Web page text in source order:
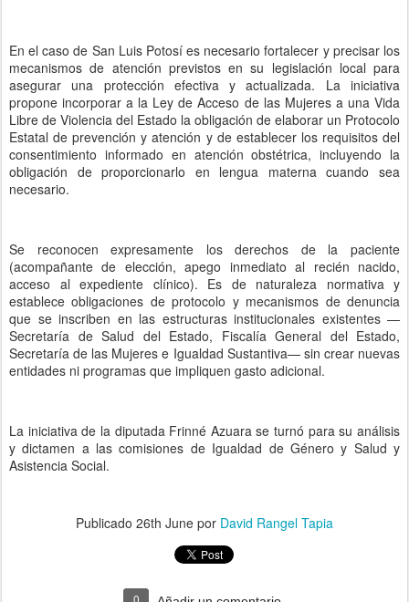
En el caso de San Luis Potosí es necesario fortalecer y precisar los
mecanismos de atención previstos en su legislación local para
asegurar una protección efectiva y actualizada. La iniciativa
propone incorporar a la Ley de Acceso de las Mujeres a una Vida
Libre de Violencia del Estado la obligación de elaborar un Protocolo
Estatal de prevención y atención y de establecer los requisitos del
consentimiento informado en atención obstétrica, incluyendo la
obligación de proporcionarlo en lengua materna cuando sea
necesario.
Se reconocen expresamente los derechos de la paciente
(acompañante de elección, apego inmediato al recién nacido,
acceso al expediente clínico). Es de naturaleza normativa y
establece obligaciones de protocolo y mecanismos de denuncia
que se inscriben en las estructuras institucionales existentes —
Secretaría de Salud del Estado, Fiscalía General del Estado,
Secretaría de las Mujeres e Igualdad Sustantiva— sin crear nuevas
entidades ni programas que impliquen gasto adicional.
La iniciativa de la diputada Frinné Azuara se turnó para su análisis
y dictamen a las comisiones de Igualdad de Género y Salud y
Asistencia Social.
Publicado 26th June por David Rangel Tapia
0